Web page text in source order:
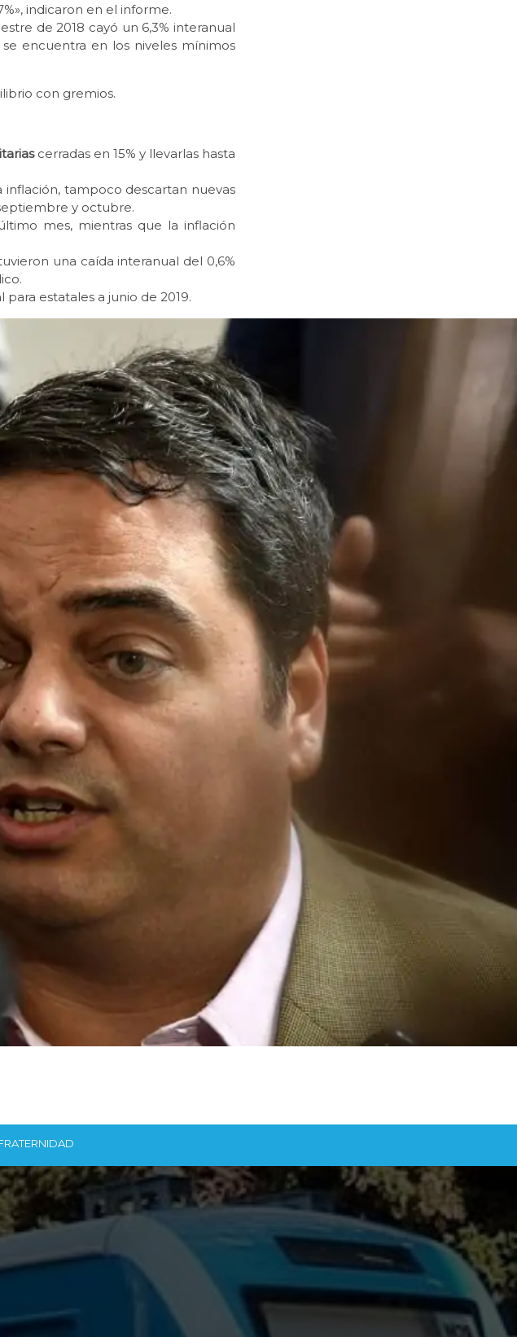
indicaron en el informe.
de 2018 cayó un 6,3% interanual
encuentra en los niveles mínimos
con gremios.
cerradas en 15% y llevarlas hasta
inflación, tampoco descartan nuevas
y octubre.
mes, mientras que la inflación
una caída interanual del 0,6%
estatales a junio de 2019.
NOTICIAS